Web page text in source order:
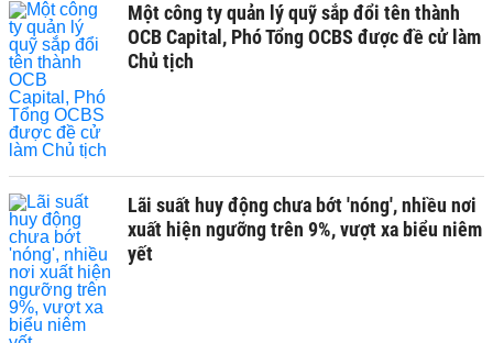
Một công ty quản lý quỹ sắp đổi tên thành
OCB Capital, Phó Tổng OCBS được đề cử làm
Chủ tịch
Lãi suất huy động chưa bớt 'nóng', nhiều nơi
xuất hiện ngưỡng trên 9%, vượt xa biểu niêm
yết